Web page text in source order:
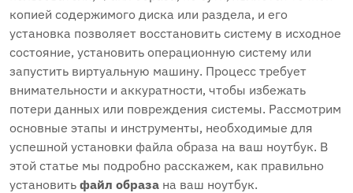
копией содержимого диска или раздела‚ и его
установка позволяет восстановить систему в исходное
состояние‚ установить операционную систему или
запустить виртуальную машину. Процесс требует
внимательности и аккуратности‚ чтобы избежать
потери данных или повреждения системы. Рассмотрим
основные этапы и инструменты‚ необходимые для
успешной установки файла образа на ваш ноутбук. В
этой статье мы подробно расскажем‚ как правильно
установить файл образа на ваш ноутбук.